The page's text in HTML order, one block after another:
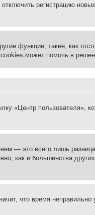
регистрацию
функции, такие, как
может помочь в
«Центр пользователя»,
— это всего лишь
как и большинства
что время